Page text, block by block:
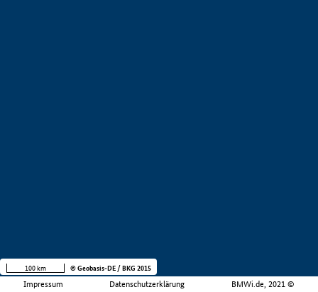
Impressum Datenschutzerklärung BMWi.de, 2021 ©
100 km © Geobasis-DE / BKG 2015